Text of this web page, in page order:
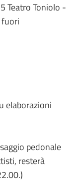
Teatro Toniolo -
fuori
elaborazioni
pedonale
resterà